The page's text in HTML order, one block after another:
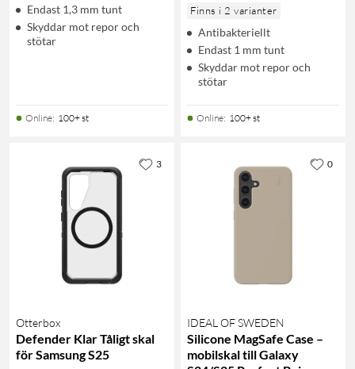
Endast 1,3 mm tunt
Skyddar mot repor och
stötar
Online: 100+ st
Finns i 2 varianter
Antibakteriellt
Endast 1 mm tunt
Skyddar mot repor och
stötar
Online: 100+ st
Otterbox
Defender Klar Tåligt skal
för Samsung S25
3
IDEAL OF SWEDEN
Silicone MagSafe Case –
mobilskal till Galaxy
0